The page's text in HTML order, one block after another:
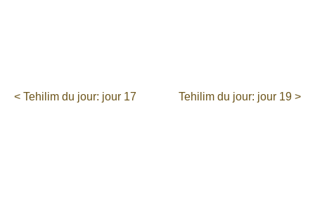
< Tehilim du jour: jour 17 Tehilim du jour: jour 19 >